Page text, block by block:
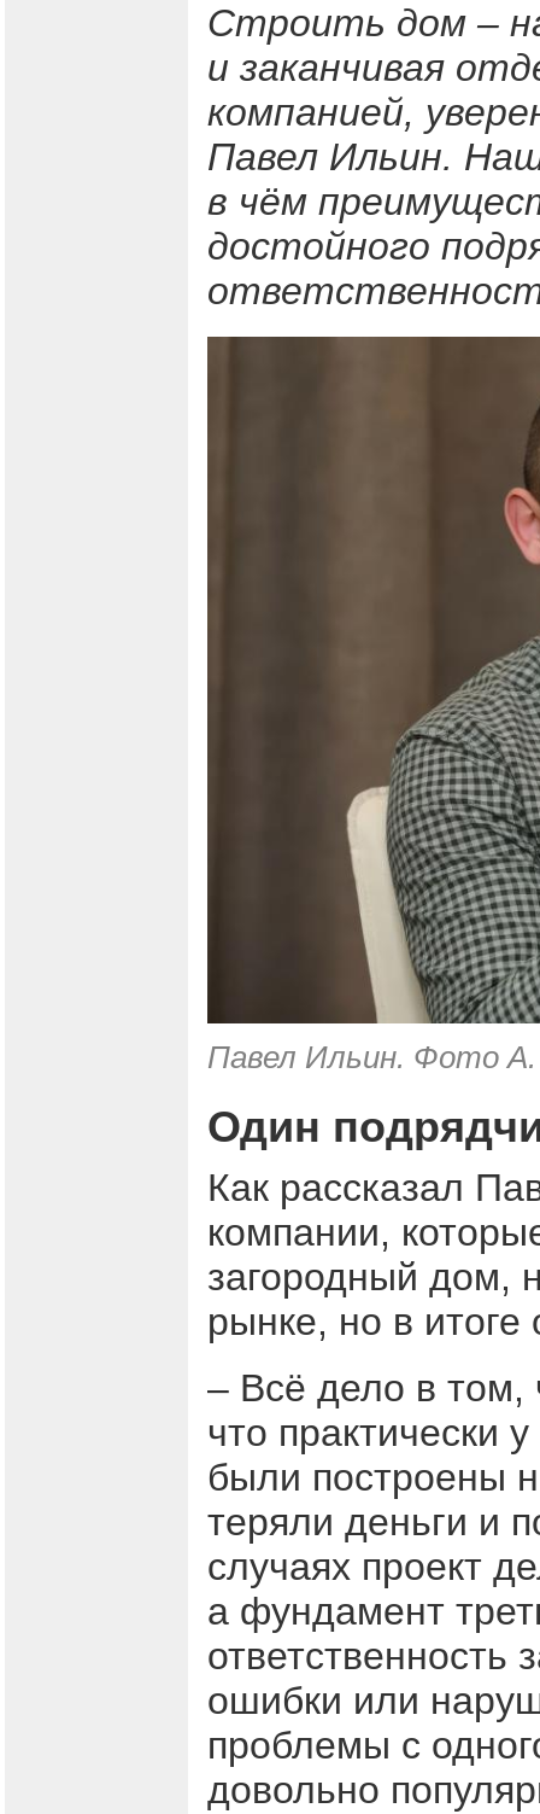
Строить дом –
и заканчивая
компанией,
Павел Ильин.
в чём
достойного
Павел Ильин. Фото
Один
Как рассказал
компании,
загородный дом,
рынке, но в итоге
– Всё дело в том,
что практически
были построены
теряли деньги и
случаях проект
а фундамент
ответственность
ошибки или
проблемы с
довольно